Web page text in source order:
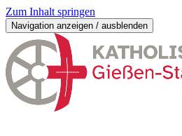
Zum Inhalt springen
Navigation anzeigen / ausblenden